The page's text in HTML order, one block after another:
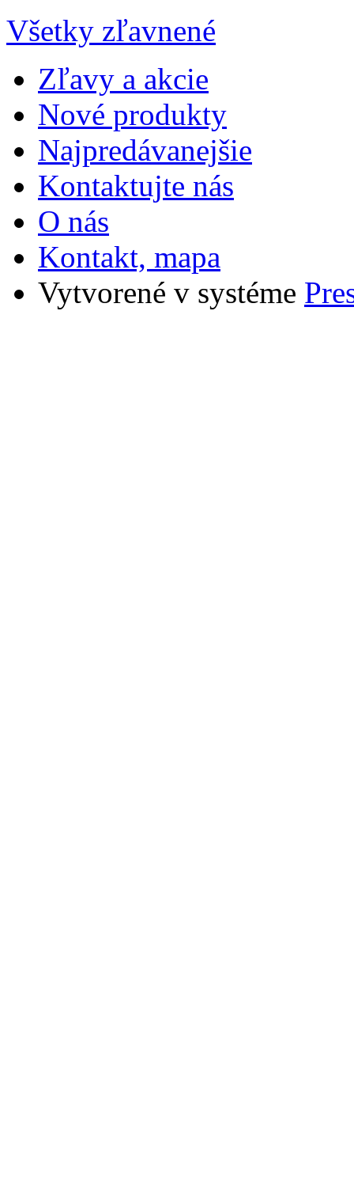
Všetky zľavnené
Zľavy a akcie
Nové produkty
Najpredávanejšie
Kontaktujte nás
O nás
Kontakt, mapa
Vytvorené v systéme